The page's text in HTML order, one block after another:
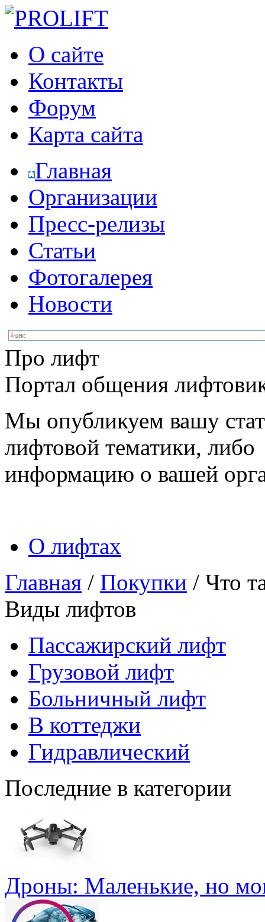
О сайте
Контакты
Форум
Карта сайта
Главная
Организации
Пресс-релизы
Статьи
Фотогалерея
Новости
Про лифт
Портал общения
Мы опубликуем вашу
лифтовой тематики, либо
информацию о вашей
О лифтах
Главная / Покупки / Что
Виды лифтов
Пассажирский лифт
Грузовой лифт
Больничный лифт
В коттеджи
Гидравлический
Последние в категории
Дроны: Маленькие, но